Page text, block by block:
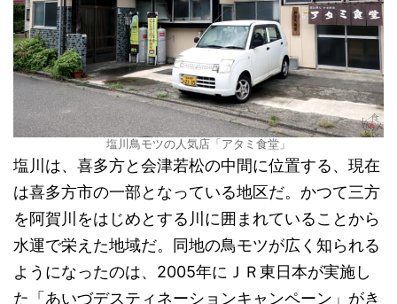
塩川鳥モツの人気店「アタミ食堂」
塩川は、喜多方と会津若松の中間に位置する、現在
は喜多方市の一部となっている地区だ。かつて三方
を阿賀川をはじめとする川に囲まれていることから
水運で栄えた地域だ。同地の鳥モツが広く知られる
ようになったのは、2005年にＪＲ東日本が実施し
た「あいづデスティネーションキャンペーン」がき